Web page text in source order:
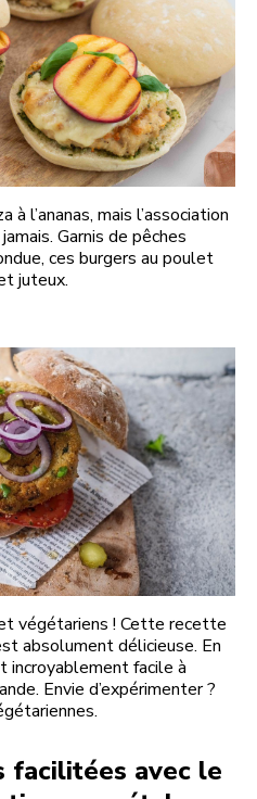
l’ananas, mais l’association
Garnis de pêches
ces burgers au poulet
juteux.
végétariens ! Cette recette
absolument délicieuse. En
facile à
Envie d’expérimenter ?
facilitées avec le